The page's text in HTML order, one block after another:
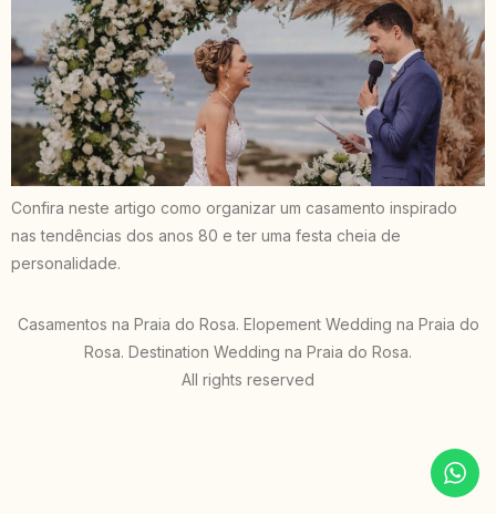
Confira neste artigo como organizar um casamento inspirado
nas tendências dos anos 80 e ter uma festa cheia de
personalidade.
Casamentos na Praia do Rosa. Elopement Wedding na Praia do
Rosa. Destination Wedding na Praia do Rosa.
All rights reserved